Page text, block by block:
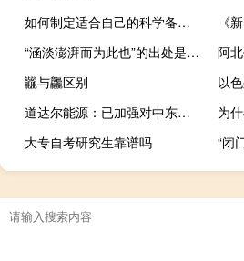
如何制定适合自己的科学备考规划
“涵淡澎湃而为此也”的出处是哪里
阿
龖与龘区别
道达尔能源：已加强对中东地区运营的安全警惕性
为
大专自考研究生靠谱吗
“闭